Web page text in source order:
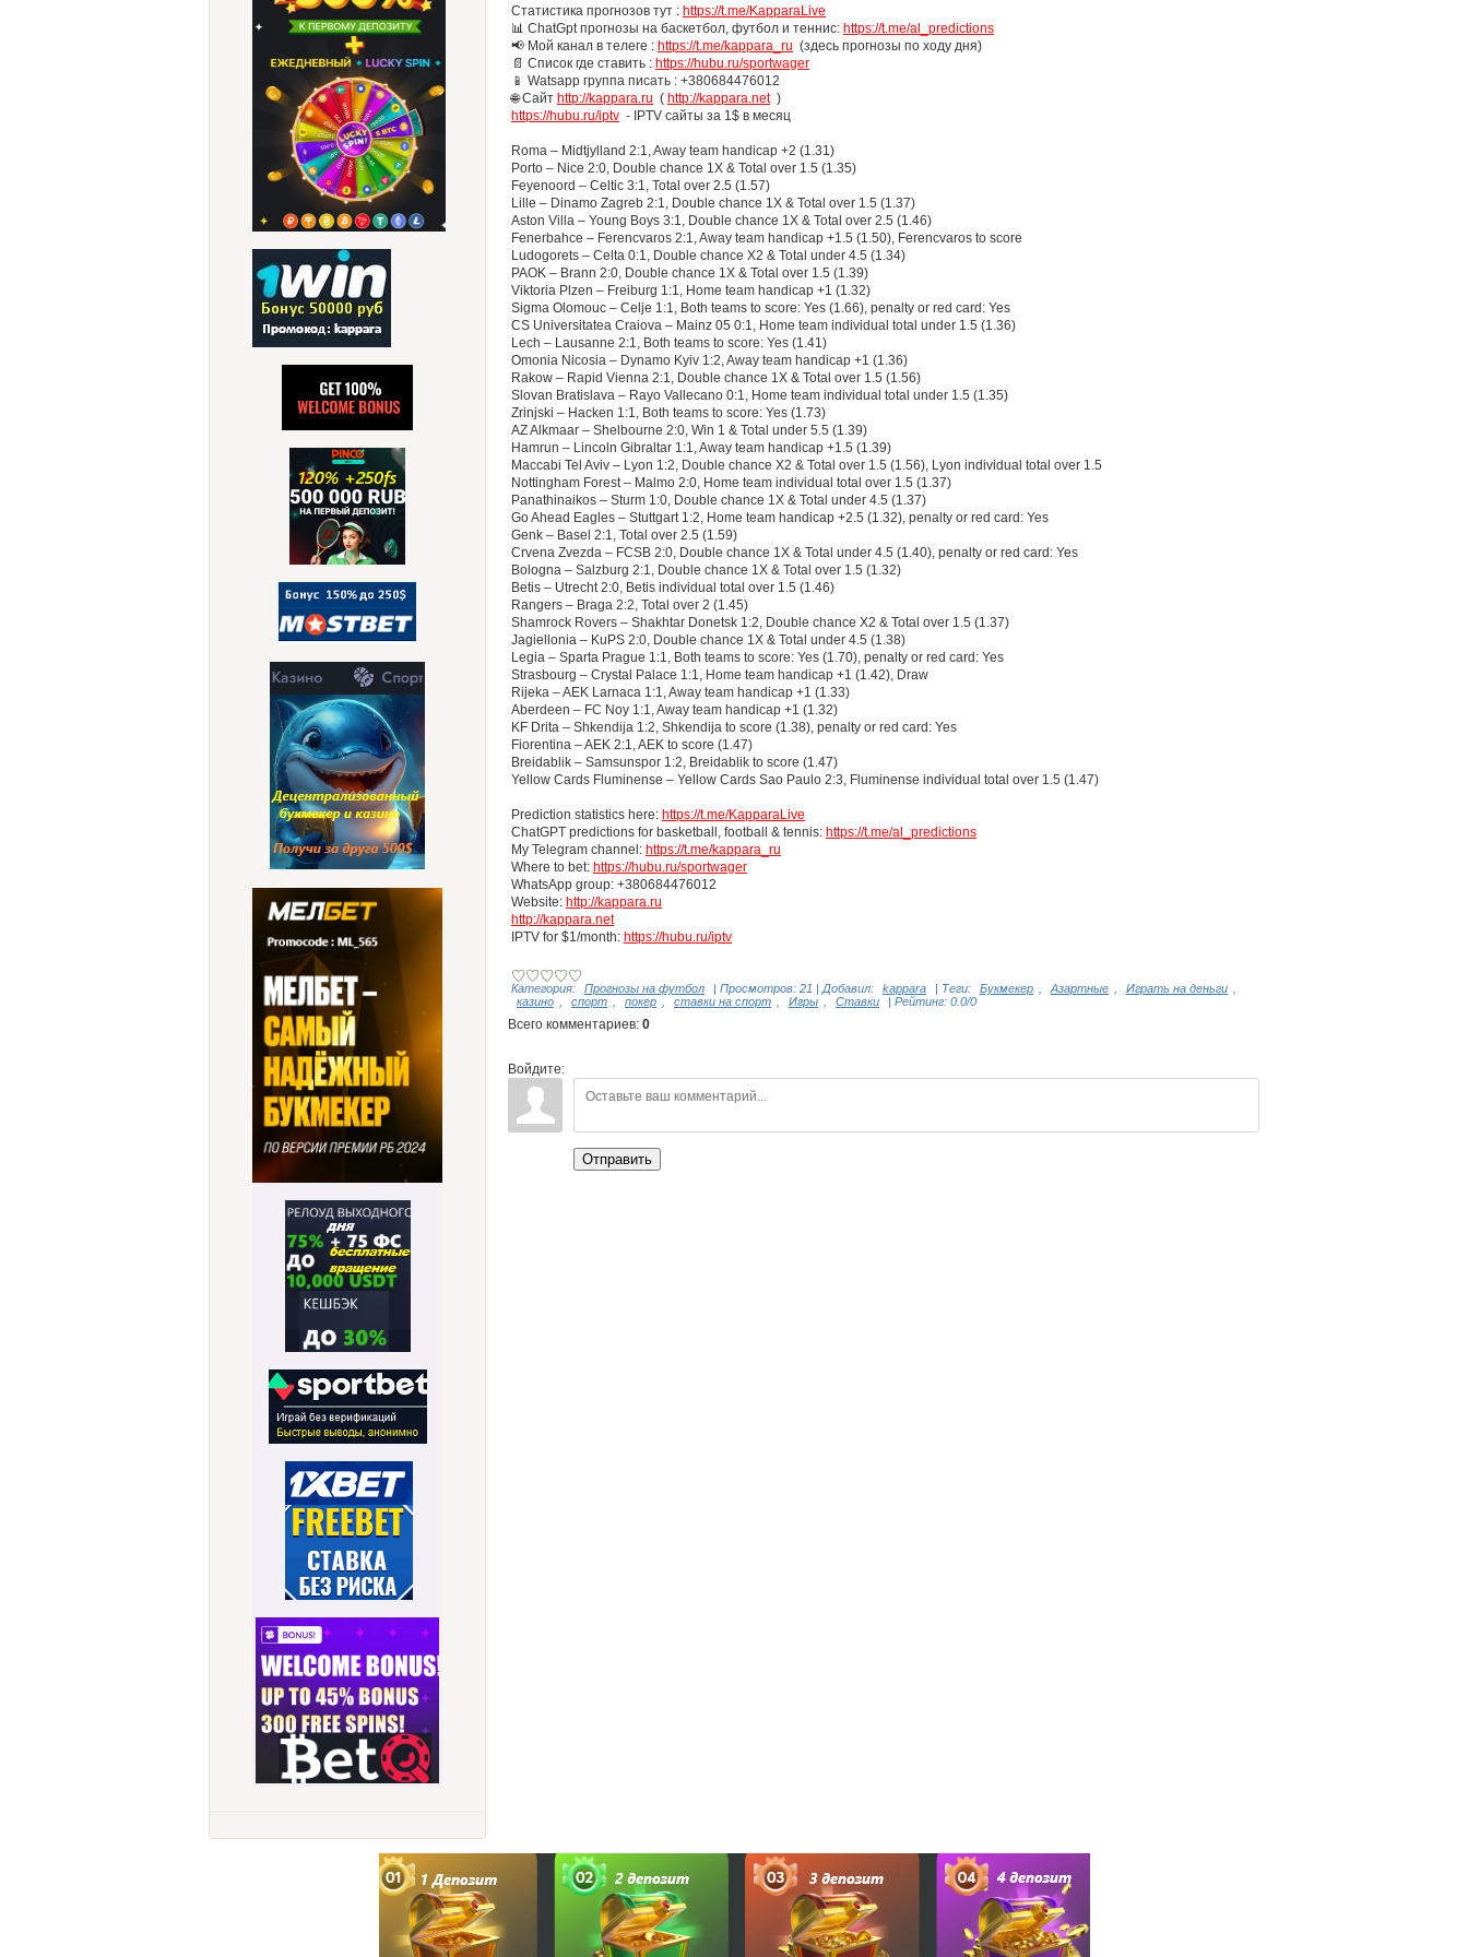
Статистика прогнозов тут : https://t.me/KapparaLive
📊 ChatGpt прогнозы на баскетбол, футбол и теннис: https://t.me/al_predictions
📢 Мой канал в телеге : https://t.me/kappara_ru (здесь прогнозы по ходу дня)
📄 Список где ставить : https://hubu.ru/sportwager
📱 Watsapp группа писать : +380684476012
🌐 Сайт http://kappara.ru ( http://kappara.net)
https://hubu.ru/iptv - IPTV сайты за 1$ в месяц
Roma – Midtjylland 2:1, Away team handicap +2 (1.31)
Porto – Nice 2:0, Double chance 1X & Total over 1.5 (1.35)
Feyenoord – Celtic 3:1, Total over 2.5 (1.57)
Lille – Dinamo Zagreb 2:1, Double chance 1X & Total over 1.5 (1.37)
Aston Villa – Young Boys 3:1, Double chance 1X & Total over 2.5 (1.46)
Fenerbahce – Ferencvaros 2:1, Away team handicap +1.5 (1.50), Ferencvaros to score
Ludogorets – Celta 0:1, Double chance X2 & Total under 4.5 (1.34)
PAOK – Brann 2:0, Double chance 1X & Total over 1.5 (1.39)
Viktoria Plzen – Freiburg 1:1, Home team handicap +1 (1.32)
Sigma Olomouc – Celje 1:1, Both teams to score: Yes (1.66), penalty or red card: Yes
CS Universitatea Craiova – Mainz 05 0:1, Home team individual total under 1.5 (1.36)
Lech – Lausanne 2:1, Both teams to score: Yes (1.41)
Omonia Nicosia – Dynamo Kyiv 1:2, Away team handicap +1 (1.36)
Rakow – Rapid Vienna 2:1, Double chance 1X & Total over 1.5 (1.56)
Slovan Bratislava – Rayo Vallecano 0:1, Home team individual total under 1.5 (1.35)
Zrinjski – Hacken 1:1, Both teams to score: Yes (1.73)
AZ Alkmaar – Shelbourne 2:0, Win 1 & Total under 5.5 (1.39)
Hamrun – Lincoln Gibraltar 1:1, Away team handicap +1.5 (1.39)
Maccabi Tel Aviv – Lyon 1:2, Double chance X2 & Total over 1.5 (1.56), Lyon individual total over 1.5
Nottingham Forest – Malmo 2:0, Home team individual total over 1.5 (1.37)
Panathinaikos – Sturm 1:0, Double chance 1X & Total under 4.5 (1.37)
Go Ahead Eagles – Stuttgart 1:2, Home team handicap +2.5 (1.32), penalty or red card: Yes
Genk – Basel 2:1, Total over 2.5 (1.59)
Crvena Zvezda – FCSB 2:0, Double chance 1X & Total under 4.5 (1.40), penalty or red card: Yes
Bologna – Salzburg 2:1, Double chance 1X & Total over 1.5 (1.32)
Betis – Utrecht 2:0, Betis individual total over 1.5 (1.46)
Rangers – Braga 2:2, Total over 2 (1.45)
Shamrock Rovers – Shakhtar Donetsk 1:2, Double chance X2 & Total over 1.5 (1.37)
Jagiellonia – KuPS 2:0, Double chance 1X & Total under 4.5 (1.38)
Legia – Sparta Prague 1:1, Both teams to score: Yes (1.70), penalty or red card: Yes
Strasbourg – Crystal Palace 1:1, Home team handicap +1 (1.42), Draw
Rijeka – AEK Larnaca 1:1, Away team handicap +1 (1.33)
Aberdeen – FC Noy 1:1, Away team handicap +1 (1.32)
KF Drita – Shkendija 1:2, Shkendija to score (1.38), penalty or red card: Yes
Fiorentina – AEK 2:1, AEK to score (1.47)
Breidablik – Samsunspor 1:2, Breidablik to score (1.47)
Yellow Cards Fluminense – Yellow Cards Sao Paulo 2:3, Fluminense individual total over 1.5 (1.47)
Prediction statistics here: https://t.me/KapparaLive
ChatGPT predictions for basketball, football & tennis: https://t.me/al_predictions
My Telegram channel: https://t.me/kappara_ru
Where to bet: https://hubu.ru/sportwager
WhatsApp group: +380684476012
Website: http://kappara.ru
http://kappara.net
IPTV for $1/month: https://hubu.ru/iptv
Категория: Прогнозы на футбол | Просмотров: 21 | Добавил: kappara | Теги: Букмекер Азартные Играть на деньги
казино
спорт покер ставки на спорт Игры Ставки | Рейтинг: 0.0/0
Всего комментариев: 0
Войдите:
Отправить